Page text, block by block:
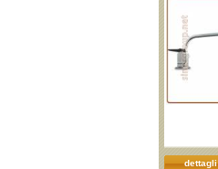
dettagli